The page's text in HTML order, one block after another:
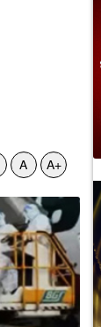
A A+